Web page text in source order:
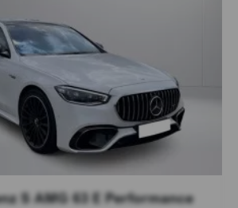
S AMG 63 E Performance